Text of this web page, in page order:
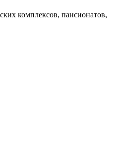
комплексов, пансионатов,